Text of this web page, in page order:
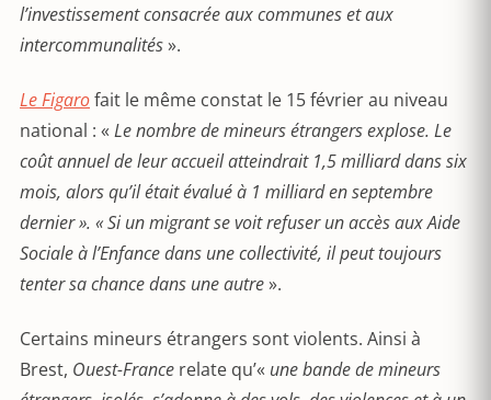
l’investissement consacrée aux communes et aux
intercommunalités».
Le Figarofait le même constat le 15 février au niveau
national : « Le nombre de mineurs étrangers explose. Le
coût annuel de leur accueil atteindrait 1,5 milliard dans six
mois, alors qu’il était évalué à 1 milliard en septembre
dernier ». « Si un migrant se voit refuser un accès aux Aide
Sociale à l’Enfance dans une collectivité, il peut toujours
tenter sa chance dans une autre».
Certains mineurs étrangers sont violents. Ainsi à
Brest, Ouest-France relate qu’« une bande de mineurs